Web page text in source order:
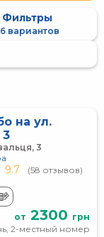
Фильтры
вариантов
на ул.
3
3
9.7
(58 отзывов)
от 2300 грн
2-местный номер